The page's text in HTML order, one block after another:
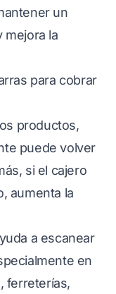
un
mejora la
para cobrar
productos,
puede volver
si el cajero
aumenta la
a escanear
en
ferreterías,